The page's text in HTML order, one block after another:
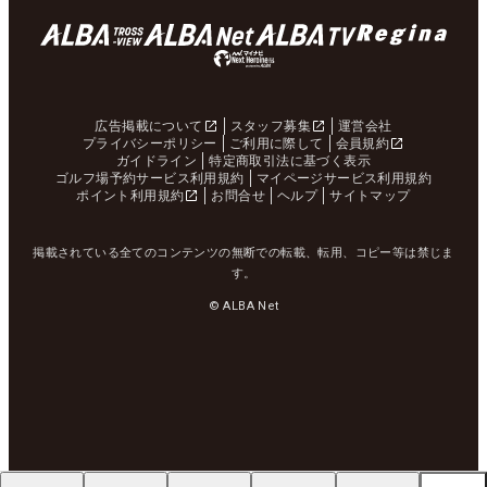
広告掲載について スタッフ募集
運営会社
プライバシーポリシー
ご利用に際して
会員規約
ガイドライン
特定商取引法に基づく表示
ゴルフ場予約サービス利用規約
マイページサービス利用規約
ポイント利用規約
お問合せ ヘルプ サイトマップ
掲載されている全てのコンテンツの無断での転載、転用、コピー等は禁じま
す。
© ALBA Net